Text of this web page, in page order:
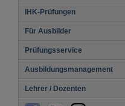
IHK-Prüfungen
Für Ausbilder
Prüfungsservice
Ausbildungsmanagement
Lehrer / Dozenten